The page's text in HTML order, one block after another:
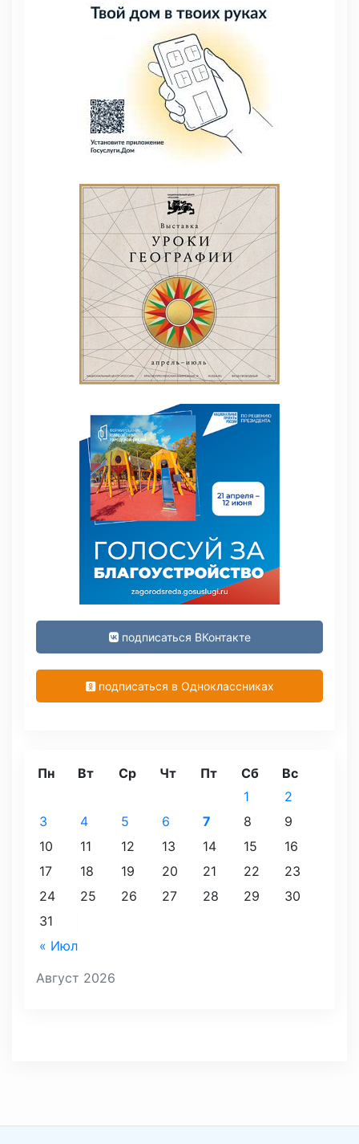
подписаться ВКонтакте
подписаться в Одноклассниках
Август 2026
Пн Вт Ср Чт Пт Сб Вс
« Июл
1
2
3
4 5 6 7 8
9
10
11 12 13 14 15
16
17
18 19 20 21 22
23
24
25 26 27 28 29
30
31